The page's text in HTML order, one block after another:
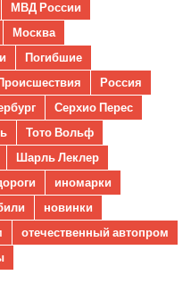
МВД России
Москва
Погибшие
Россия
Серхио Перес
Тото Вольф
Шарль Леклер
иномарки
новинки
отечественный автопром